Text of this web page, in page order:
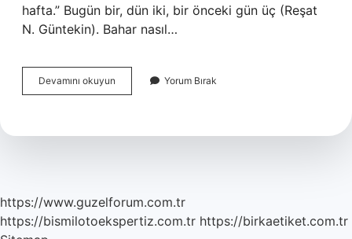
hafta.” Bugün bir, dün iki, bir önceki gün üç (Reşat
N. Güntekin). Bahar nasıl…
Devamını okuyun
Nasil
Yorum Bırak
https://www.guzelforum.com.tr
https://bismilotoekspertiz.com.tr https://birkaetiket.com.tr